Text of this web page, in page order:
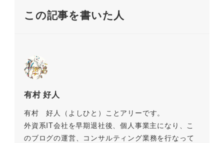
k
この記事を書いた人
有村 好人
有村 好人（よしひと）ことアリーです。
外資系IT会社を早期退社後、個人事業主になり、こ
のブログの運営、コンサルティング業務を行なって